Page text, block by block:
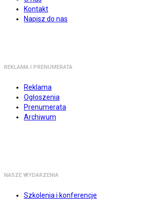
Kontakt
Napisz do nas
REKLAMA I PRENUMERATA
Reklama
Ogłoszenia
Prenumerata
Archiwum
NASZE WYDARZENIA
Szkolenia i konferencje